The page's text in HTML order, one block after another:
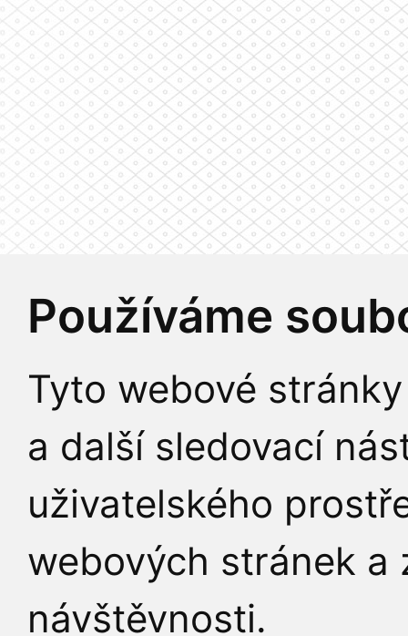
Používáme
Tyto webové
a další sledovací
uživatelského
webových stránek a
návštěvnosti.